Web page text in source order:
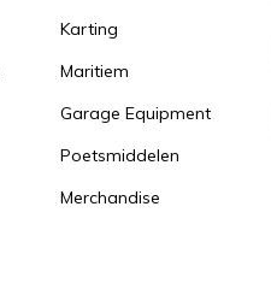
Karting
Maritiem
Garage Equipment
Poetsmiddelen
Merchandise